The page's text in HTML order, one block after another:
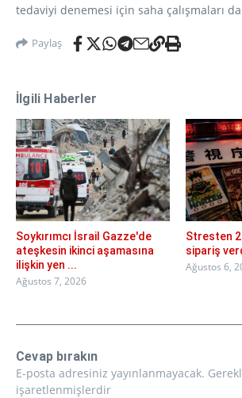
tedaviyi denemesi için saha çalışmaları
Paylaş
İlgili Haberler
Soykırımcı İsrail Gazze'de
ateşkesin ikinci aşamasına
ilişkin yen ...
Ağustos 7, 2026
Stresten
sipariş
Ağustos 6,
Cevap bırakın
E-posta adresiniz yayınlanmayacak.
işaretlenmişlerdir